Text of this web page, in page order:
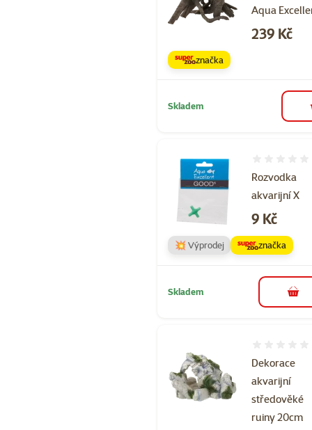
Aqua
Cena
239 Kč
značka
Skladem
Rozvodka
akvarijní X
Cena
9 Kč
💥 Výprodej značka
Skladem do
Dekorace
akvarijní
středověké
ruiny 20cm